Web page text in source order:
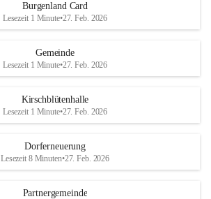
Burgenland Card
Lesezeit 1 Minute•27. Feb. 2026
Gemeinde
Lesezeit 1 Minute•27. Feb. 2026
Kirschblütenhalle
Lesezeit 1 Minute•27. Feb. 2026
Dorferneuerung
Lesezeit 8 Minuten•27. Feb. 2026
Partnergemeinde